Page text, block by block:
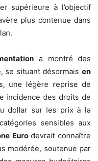
supérieure à l’objectif
plus contenue dans
a montré des
se situant désormais en
une légère reprise de
incidence des droits de
dollar sur les prix à la
sensibles aux
Eurodevrait connaître
modérée, soutenue par